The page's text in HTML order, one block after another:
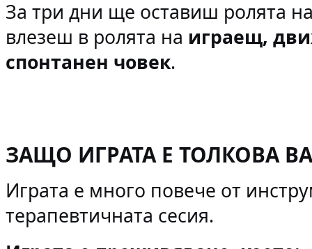
За три дни ще оставиш ролята
влезеш в ролята на играещ,
спонтанен човек.
ЗАЩО ИГРАТА Е ТОЛКОВА
Играта е много повече от
терапевтичната сесия.